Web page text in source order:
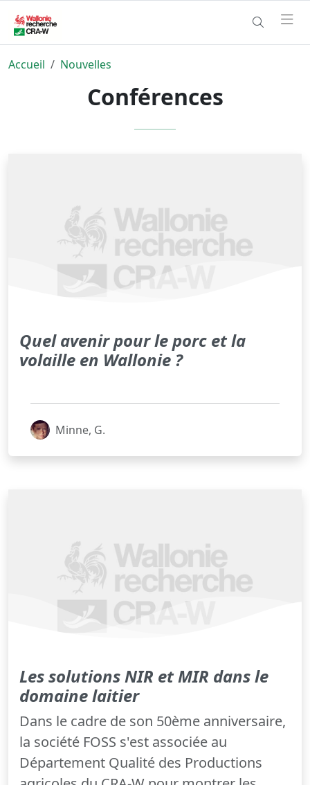
Accueil Nouvelles
Conférences
Quel avenir pour le porc et la
volaille en Wallonie ?
Minne, G.
Les solutions NIR et MIR dans le
domaine laitier
Dans le cadre de son 50ème anniversaire,
la société FOSS s'est associée au
Département Qualité des Productions